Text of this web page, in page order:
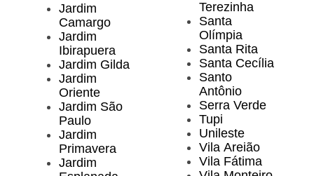
Jardim
Camargo
Jardim
Ibirapuera
Jardim Gilda
Jardim
Oriente
Jardim São
Paulo
Jardim
Primavera
Jardim
Terezinha
Santa
Olímpia
Santa Rita
Santa Cecília
Santo
Antônio
Serra Verde
Tupi
Unileste
Vila Areião
Vila Fátima